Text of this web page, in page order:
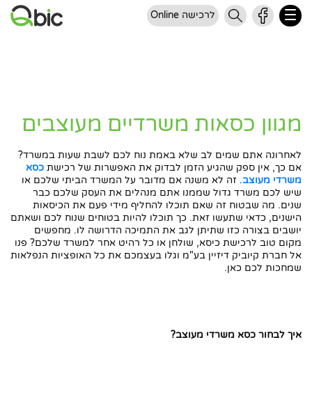
לרכישה Online
מגוון כסאות משרדיים מעוצבים
לאחרונה אתם שמים לב שלא באמת נוח לכם לשבת שעות במשרד?
אם כך, אין ספק שהגיע הזמן לבדוק את האפשרות של רכישת כסא
משרדי מעוצב. זה לא משנה אם מדובר על המשרד הביתי שלכם או
שיש לכם משרד גדול שממנו אתם מנהלים את העסק שלכם כבר
שנים. מה שבטוח זה שאם תוכלו להחליף מידי פעם את הכיסאות
הישנים, כדאי שתעשו זאת. כך תוכלו להיות בטוחים שנוח לכם ושאתם
יושבים בצורה כזו שתיתן לגב את התמיכה הדרושה לו. מחפשים
מקום טוב לרכישת כיסא, שולחן או כל רהיט אחר למשרד שלכם? פנו
אל חברת קיוביק דיזיין בע"מ וגלו בעצמכם את כל האופציות הנפלאות
שמחכות לכם כאן.
איך לבחור כסא משרדי מעוצב?